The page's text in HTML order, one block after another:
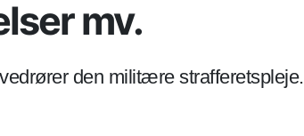
mv.
den militære strafferetspleje.